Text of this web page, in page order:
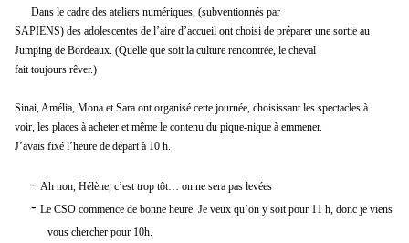
Dans le cadre des ateliers numériques, (subventionnés par
SAPIENS) des adolescentes de l’aire d’accueil ontchoisi de préparer une sortie au
Jumping de Bordeaux. (Quelle que soit la culture rencontrée, le cheval
faittoujours rêver.)
Sinai, Amélia, Mona et Sara ont organisé cette journée, choisissant les spectacles à
voir, les places à acheter et même le contenu du pique-nique à emmener.
J’avais fixé l’heure de départà 10 h.
- Ah non, Hélène, c’esttrop tôt… on ne sera pas levées
- Le CSO commence de bonne heure. Je veux qu’on y soit pour 11 h, donc je viens
vous chercher pour 10h.